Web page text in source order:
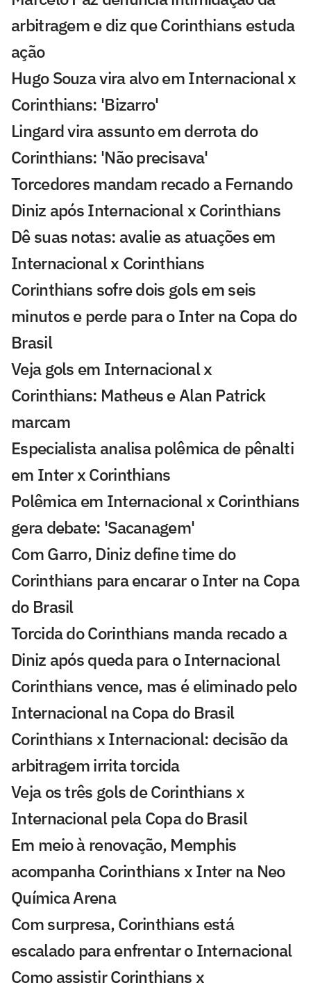
arbitragem e diz que Corinthians estuda
ação
Hugo Souza vira alvo em Internacional x
Corinthians: 'Bizarro'
Lingard vira assunto em derrota do
Corinthians: 'Não precisava'
Torcedores mandam recado a Fernando
Diniz após Internacional x Corinthians
Dê suas notas: avalie as atuações em
Internacional x Corinthians
Corinthians sofre dois gols em seis
minutos e perde para o Inter na Copa do
Brasil
Veja gols em Internacional x
Corinthians: Matheus e Alan Patrick
marcam
Especialista analisa polêmica de pênalti
em Inter x Corinthians
Polêmica em Internacional x Corinthians
gera debate: 'Sacanagem'
Com Garro, Diniz define time do
Corinthians para encarar o Inter na Copa
do Brasil
Torcida do Corinthians manda recado a
Diniz após queda para o Internacional
Corinthians vence, mas é eliminado pelo
Internacional na Copa do Brasil
Corinthians x Internacional: decisão da
arbitragem irrita torcida
Veja os três gols de Corinthians x
Internacional pela Copa do Brasil
Em meio à renovação, Memphis
acompanha Corinthians x Inter na Neo
Química Arena
Com surpresa, Corinthians está
escalado para enfrentar o Internacional
Como assistir Corinthians x